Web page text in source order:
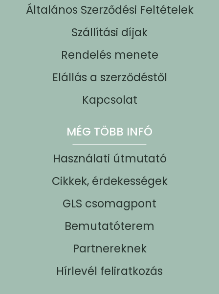
Általános Szerződési Feltételek
Szállítási díjak
Rendelés menete
Elállás a szerződéstől
Kapcsolat
MÉG TÖBB INFÓ
Használati útmutató
Cikkek, érdekességek
GLS csomagpont
Bemutatóterem
Partnereknek
Hírlevél feliratkozás